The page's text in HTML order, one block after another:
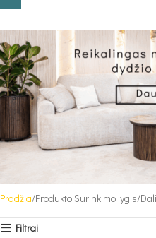
Pradžia Produkto Surinkimo lygis
Filtrai